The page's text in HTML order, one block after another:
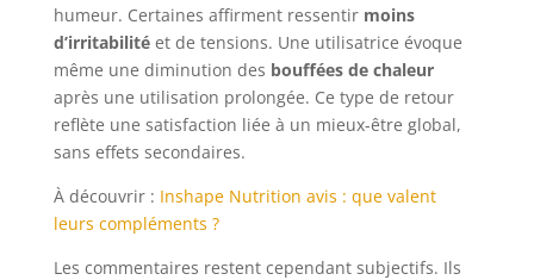
humeur. Certaines affirment ressentir moins
d’irritabilitéet de tensions. Une utilisatrice évoque
même une diminution des bouffées de chaleur
après une utilisation prolongée. Ce type de retour
reflète une satisfaction liée à un mieux-être global,
sans effets secondaires.
À découvrir : Inshape Nutrition avis : que valent
leurs compléments ?
Les commentaires restent cependant subjectifs. Ils